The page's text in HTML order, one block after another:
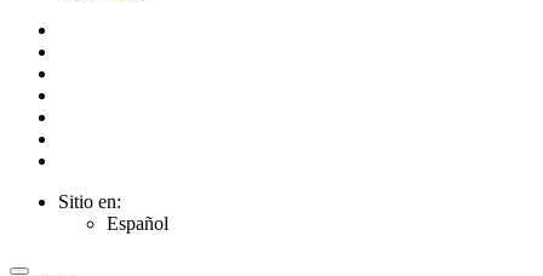
Sitio en:
Español